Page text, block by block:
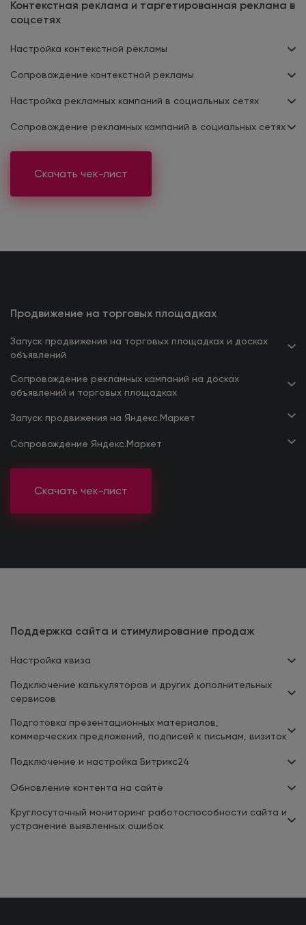
Контекстная реклама и таргетированная реклама в
соцсетях
Настройка контекстной рекламы
Сопровождение контекстной рекламы
Настройка рекламных кампаний в социальных сетях
Сопровождение рекламных кампаний в социальных сетях
Скачать чек-лист
Продвижение на торговых площадках
Запуск продвижения на торговых площадках и досках
объявлений
Сопровождение рекламных кампаний на досках
объявлений и торговых площадках
Запуск продвижения на Яндекс.Маркет
Сопровождение Яндекс.Маркет
Скачать чек-лист
Поддержка сайта и стимулирование продаж
Настройка квиза
Подключение калькуляторов и других дополнительных
сервисов
Подготовка презентационных материалов,
коммерческих предложений, подписей к письмам, визиток
Подключение и настройка Битрикс24
Обновление контента на сайте
Круглосуточный мониторинг работоспособности сайта и
устранение выявленных ошибок